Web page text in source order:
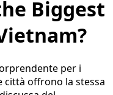
Biggest
per i
città offrono la stessa